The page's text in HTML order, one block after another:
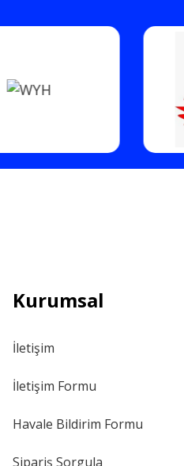
Kurumsal
İletişim
İletişim Formu
Havale Bildirim Formu
Sipariş Sorgula